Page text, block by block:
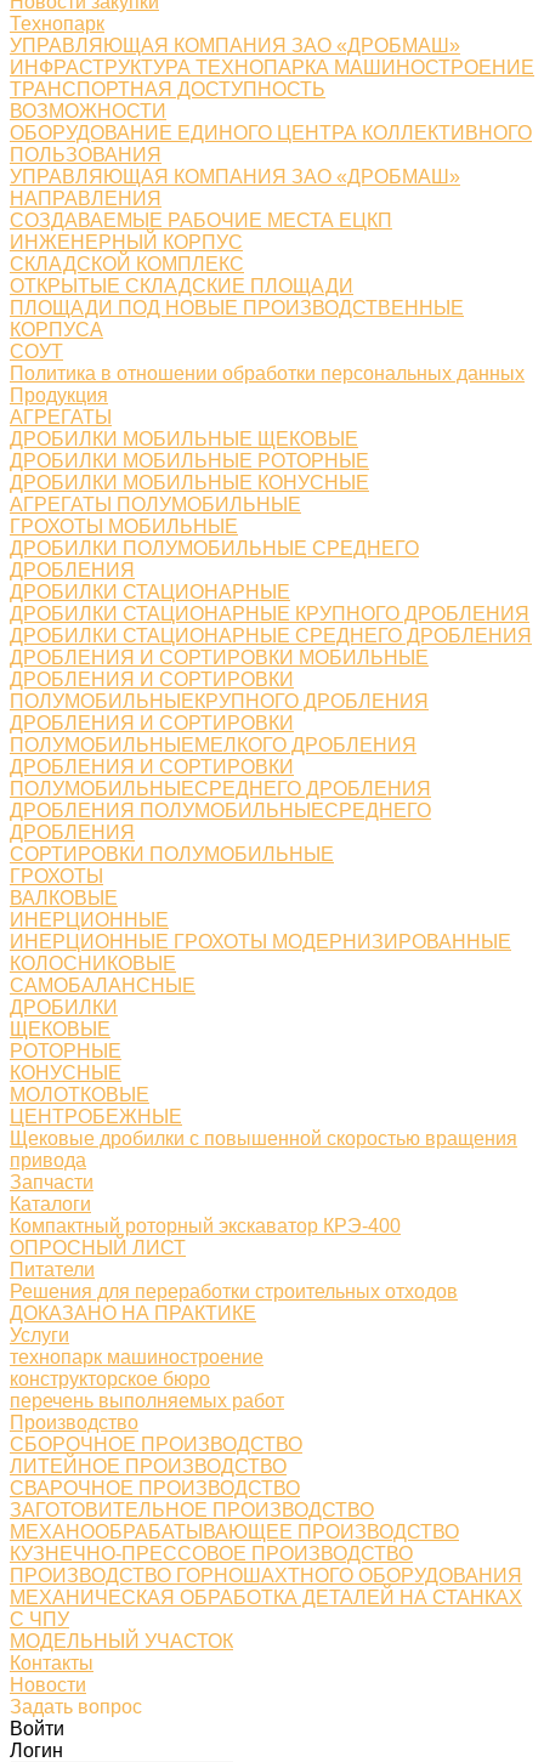
Технопарк
УПРАВЛЯЮЩАЯ КОМПАНИЯ ЗАО «ДРОБМАШ»
ИНФРАСТРУКТУРА ТЕХНОПАРКА МАШИНОСТРОЕНИЕ
ТРАНСПОРТНАЯ ДОСТУПНОСТЬ
ВОЗМОЖНОСТИ
ОБОРУДОВАНИЕ ЕДИНОГО ЦЕНТРА КОЛЛЕКТИВНОГО
ПОЛЬЗОВАНИЯ
УПРАВЛЯЮЩАЯ КОМПАНИЯ ЗАО «ДРОБМАШ»
НАПРАВЛЕНИЯ
СОЗДАВАЕМЫЕ РАБОЧИЕ МЕСТА ЕЦКП
ИНЖЕНЕРНЫЙ КОРПУС
СКЛАДСКОЙ КОМПЛЕКС
ОТКРЫТЫЕ СКЛАДСКИЕ ПЛОЩАДИ
ПЛОЩАДИ ПОД НОВЫЕ ПРОИЗВОДСТВЕННЫЕ
КОРПУСА
СОУТ
Политика в отношении обработки персональных данных
Продукция
АГРЕГАТЫ
ДРОБИЛКИ МОБИЛЬНЫЕ ЩЕКОВЫЕ
ДРОБИЛКИ МОБИЛЬНЫЕ РОТОРНЫЕ
ДРОБИЛКИ МОБИЛЬНЫЕ КОНУСНЫЕ
АГРЕГАТЫ ПОЛУМОБИЛЬНЫЕ
ГРОХОТЫ МОБИЛЬНЫЕ
ДРОБИЛКИ ПОЛУМОБИЛЬНЫЕ СРЕДНЕГО
ДРОБЛЕНИЯ
ДРОБИЛКИ СТАЦИОНАРНЫЕ
ДРОБИЛКИ СТАЦИОНАРНЫЕ КРУПНОГО ДРОБЛЕНИЯ
ДРОБИЛКИ СТАЦИОНАРНЫЕ СРЕДНЕГО ДРОБЛЕНИЯ
ДРОБЛЕНИЯ И СОРТИРОВКИ МОБИЛЬНЫЕ
ДРОБЛЕНИЯ И СОРТИРОВКИ
ПОЛУМОБИЛЬНЫЕКРУПНОГО ДРОБЛЕНИЯ
ДРОБЛЕНИЯ И СОРТИРОВКИ
ПОЛУМОБИЛЬНЫЕМЕЛКОГО ДРОБЛЕНИЯ
ДРОБЛЕНИЯ И СОРТИРОВКИ
ПОЛУМОБИЛЬНЫЕСРЕДНЕГО ДРОБЛЕНИЯ
ДРОБЛЕНИЯ ПОЛУМОБИЛЬНЫЕСРЕДНЕГО
ДРОБЛЕНИЯ
СОРТИРОВКИ ПОЛУМОБИЛЬНЫЕ
ГРОХОТЫ
ВАЛКОВЫЕ
ИНЕРЦИОННЫЕ
ИНЕРЦИОННЫЕ ГРОХОТЫ МОДЕРНИЗИРОВАННЫЕ
КОЛОСНИКОВЫЕ
САМОБАЛАНСНЫЕ
ДРОБИЛКИ
ЩЕКОВЫЕ
РОТОРНЫЕ
КОНУСНЫЕ
МОЛОТКОВЫЕ
ЦЕНТРОБЕЖНЫЕ
Щековые дробилки с повышенной скоростью вращения
привода
Запчасти
Каталоги
Компактный роторный экскаватор КРЭ-400
ОПРОСНЫЙ ЛИСТ
Питатели
Решения для переработки строительных отходов
ДОКАЗАНО НА ПРАКТИКЕ
Услуги
технопарк машиностроение
конструкторское бюро
перечень выполняемых работ
Производство
СБОРОЧНОЕ ПРОИЗВОДСТВО
ЛИТЕЙНОЕ ПРОИЗВОДСТВО
СВАРОЧНОЕ ПРОИЗВОДСТВО
ЗАГОТОВИТЕЛЬНОЕ ПРОИЗВОДСТВО
МЕХАНООБРАБАТЫВАЮЩЕЕ ПРОИЗВОДСТВО
КУЗНЕЧНО-ПРЕССОВОЕ ПРОИЗВОДСТВО
ПРОИЗВОДСТВО ГОРНОШАХТНОГО ОБОРУДОВАНИЯ
МЕХАНИЧЕСКАЯ ОБРАБОТКА ДЕТАЛЕЙ НА СТАНКАХ
С ЧПУ
МОДЕЛЬНЫЙ УЧАСТОК
Контакты
Новости
Задать вопрос
Войти
Логин